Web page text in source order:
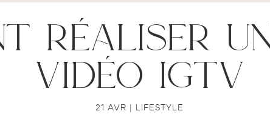
réaliser
vidéo igtv
21 AVR | LIFESTYLE